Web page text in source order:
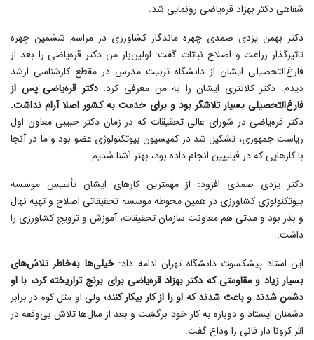
شفاهی دکتر بهزاد قره‌یاضی رونمایی شد.
دکتر بهمن یزدی صمدی چهره ماندگار کشاورزی در مراسم ششمین چهره
تاثیرگذار زراعت و اصلاح نباتات گفت: اولین‌بار من دکتر قره‎‌یاضی را بعد از
فارغ‌التحصیلی ایشان از دانشگاه تربیت مدرس در مقطع کارشناسی ارشد
دیدم. دکتر کلانتری ایشان را به من معرفی کرد.دکتر قره‌یاضی پس از
فارغ‌التحصیلی بسیار تلاشگر بود و برای خدمت به کشور اصلا آرام نداشت.
دکتر قره‌یاضی در شورای عالی تحقیقات که در زمان دکتر حبیبی معاون اول
ریاست جمهوری، تشکیل شد در کمیسیون بیوتکنولوژی عضو بود و ما در آنجا
با کارهایی که در فیلیپین انجام داده بود، بهتر آشنا شدیم.
دکتر یزدی صمدی افزود: از مهمترین کارهای ایشان تأسیس موسسه
بیوتکنولوژی کشاورزی در همین محوطه موسسه تحقیقاتی اصلاح و تهیه نهال
و بذر بود و مدتی هم معاونت سازمان تحقیقات، آموزش و ترویج کشاورزی را
داشت.
این استاد پیشکسوت دانشگاه تهران ادامه داد:خیلی‌ها به‌خاطر تلاش‌های
بسیار زیاد و مقاومتی که دکتر بهزاد قره‌یاضی برای برنج تراریخته کرد، با او
دشمن شدند و باعث شدند که او را از کار بیکار کنند؛ ولی او مثل کوه در برابر
دشمنان ایستاد و دوباره به کار خود برگشت و بعد از سال‌ها تلاش بی‌وقفه در
اثر کرونا دار فانی را وداع گفت.